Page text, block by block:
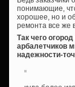
понимающие,
хорошее, но и
ремонта все же
Так чего
арбалетчиков
надежности-